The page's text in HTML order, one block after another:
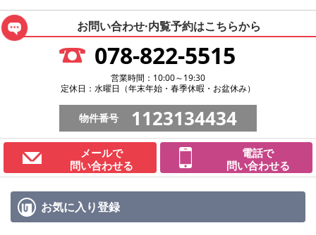
お問い合わせ·内覧予約はこちらから
078-822-5515
営業時間：10:00～19:30
定休日：水曜日（年末年始・春季休暇・お盆休み）
物件番号 1123134434
メールで
問い合わせる
電話で
問い合わせる
お気に入り登録